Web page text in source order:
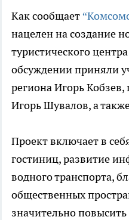
Как сообщает
нацелен на создание
туристического
обсуждении приняли
региона Игорь
Игорь Шувалов, а
Проект включает в
гостиниц, развитие
водного транспорта,
общественных
значительно